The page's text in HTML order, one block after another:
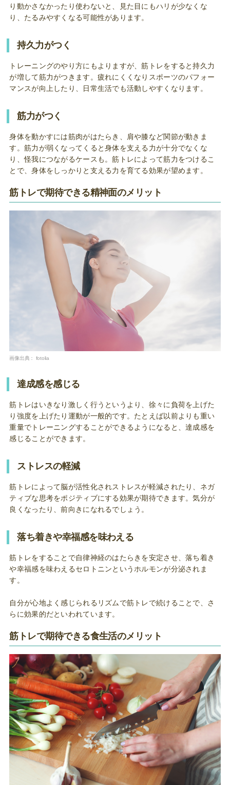
り動かさなかったり使わないと、見た目にもハリが少なくな
り、たるみやすくなる可能性があります。
持久力がつく
トレーニングのやり方にもよりますが、筋トレをすると持久力
が増して筋力がつきます。疲れにくくなりスポーツのパフォー
マンスが向上したり、日常生活でも活動しやすくなります。
筋力がつく
身体を動かすには筋肉がはたらき、肩や膝など関節が動きま
す。筋力が弱くなってくると身体を支える力が十分でなくな
り、怪我につながるケースも。筋トレによって筋力をつけるこ
とで、身体をしっかりと支える力を育てる効果が望めます。
筋トレで期待できる精神面のメリット
画像出典： fotolia
達成感を感じる
筋トレはいきなり激しく行うというより、徐々に負荷を上げた
り強度を上げたり運動が一般的です。たとえば以前よりも重い
重量でトレーニングすることができるようになると、達成感を
感じることができます。
ストレスの軽減
筋トレによって脳が活性化されストレスが軽減されたり、ネガ
ティブな思考をポジティブにする効果が期待できます。気分が
良くなったり、前向きになれるでしょう。
落ち着きや幸福感を味わえる
筋トレをすることで自律神経のはたらきを安定させ、落ち着き
や幸福感を味わえるセロトニンというホルモンが分泌されま
す。
自分が心地よく感じられるリズムで筋トレで続けることで、さ
らに効果的だといわれています。
筋トレで期待できる食生活のメリット